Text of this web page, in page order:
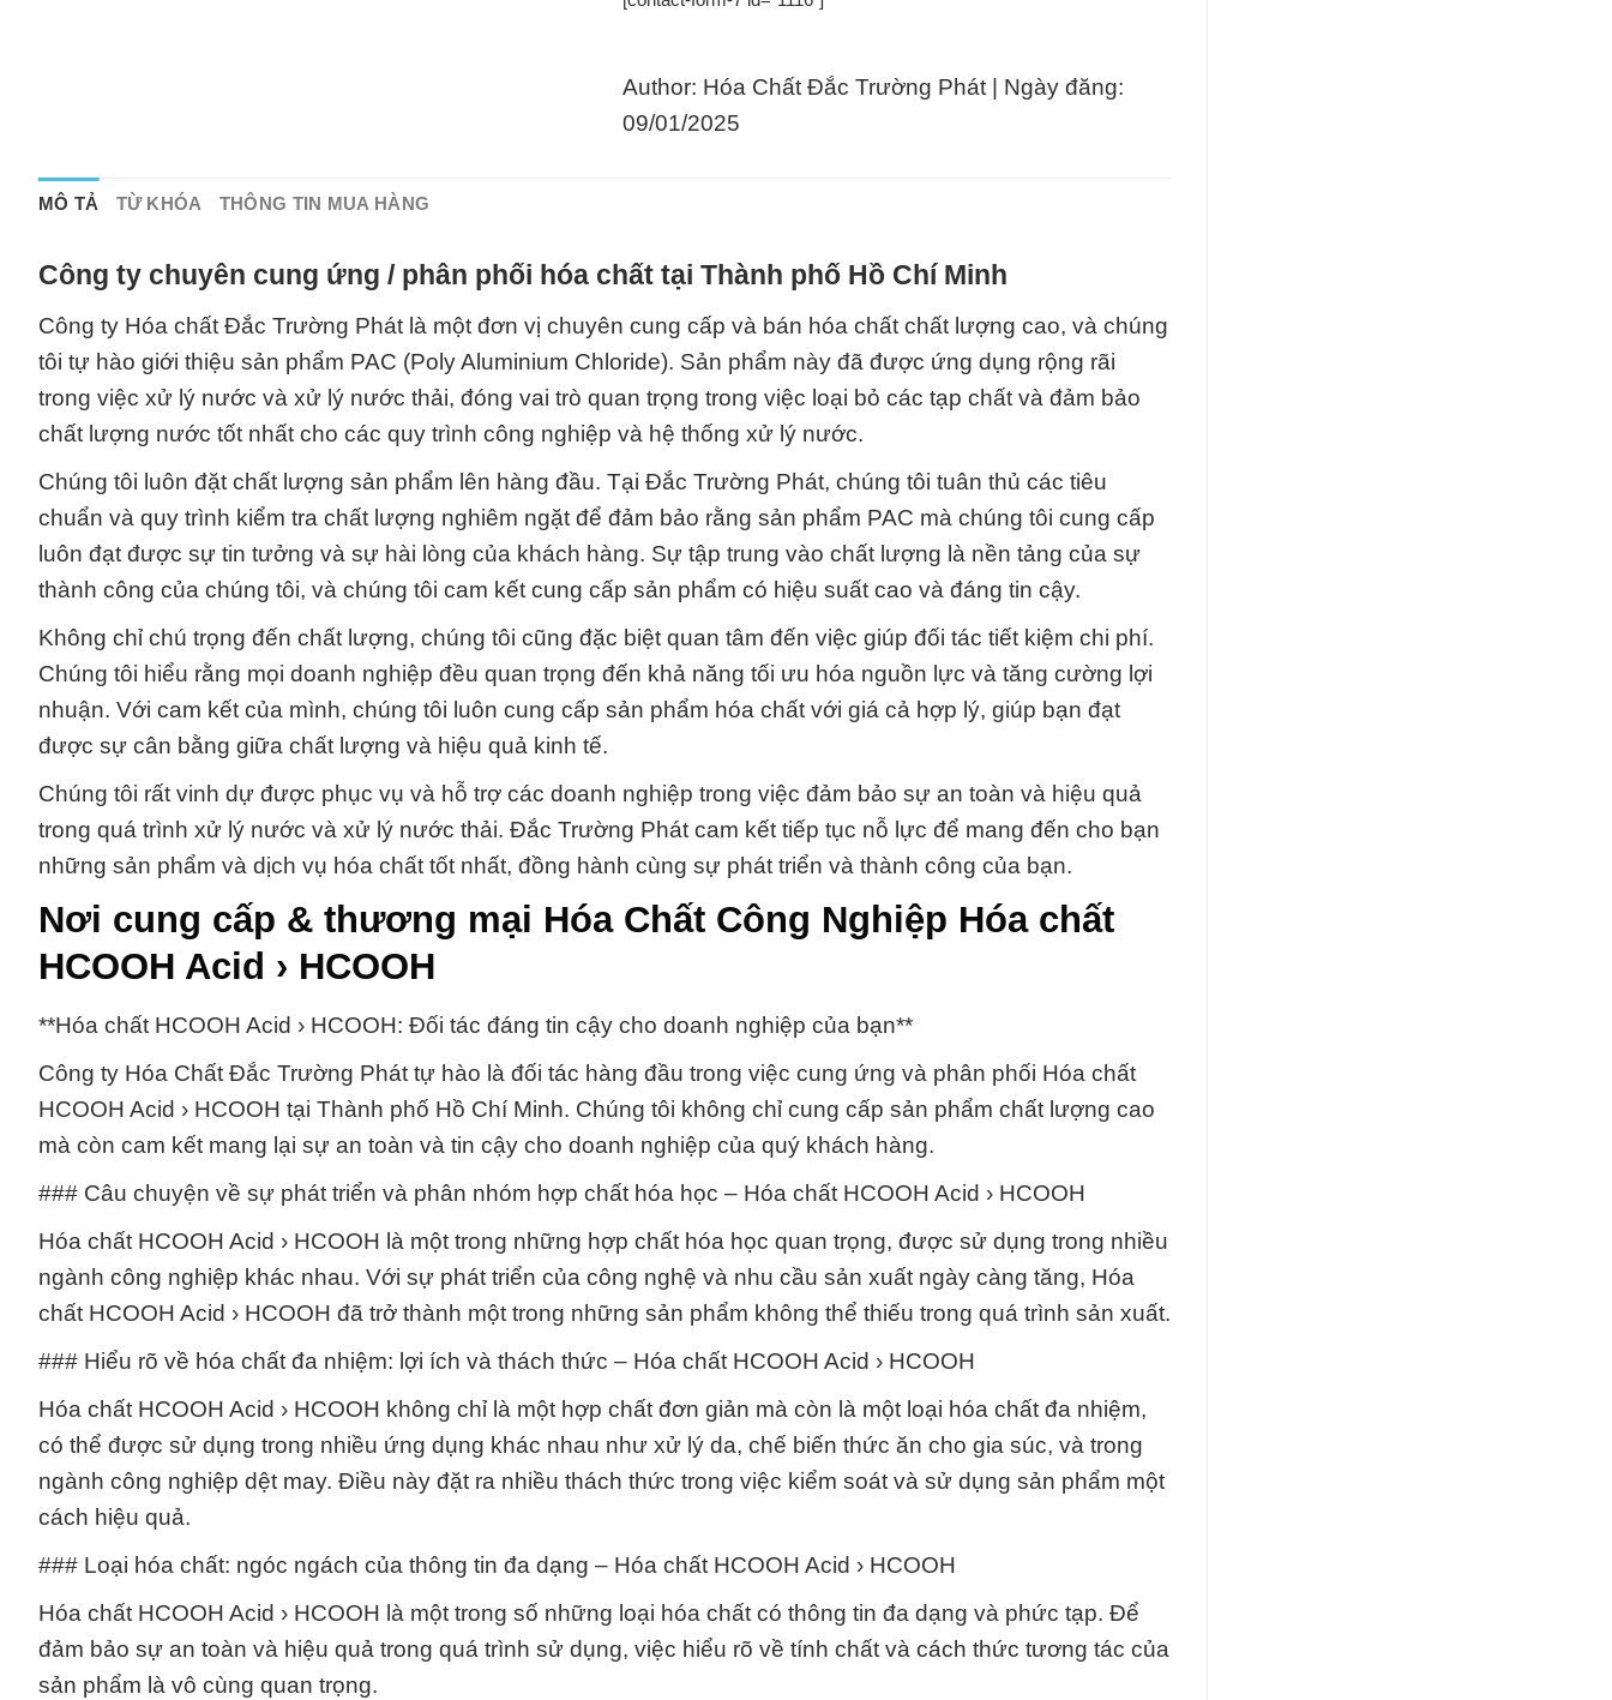
Author: Hóa Chất Đắc Trường Phát | Ngày đăng:
09/01/2025
MÔ TẢ TỪ KHÓA THÔNG TIN MUA HÀNG
Công ty chuyên cung ứng / phân phối hóa chất tại Thành phố Hồ Chí Minh
Công ty Hóa chất Đắc Trường Phát là một đơn vị chuyên cung cấp và bán hóa chất chất lượng cao, và chúng
tôi tự hào giới thiệu sản phẩm PAC (Poly Aluminium Chloride). Sản phẩm này đã được ứng dụng rộng rãi
trong việc xử lý nước và xử lý nước thải, đóng vai trò quan trọng trong việc loại bỏ các tạp chất và đảm bảo
chất lượng nước tốt nhất cho các quy trình công nghiệp và hệ thống xử lý nước.
Chúng tôi luôn đặt chất lượng sản phẩm lên hàng đầu. Tại Đắc Trường Phát, chúng tôi tuân thủ các tiêu
chuẩn và quy trình kiểm tra chất lượng nghiêm ngặt để đảm bảo rằng sản phẩm PAC mà chúng tôi cung cấp
luôn đạt được sự tin tưởng và sự hài lòng của khách hàng. Sự tập trung vào chất lượng là nền tảng của sự
thành công của chúng tôi, và chúng tôi cam kết cung cấp sản phẩm có hiệu suất cao và đáng tin cậy.
Không chỉ chú trọng đến chất lượng, chúng tôi cũng đặc biệt quan tâm đến việc giúp đối tác tiết kiệm chi phí.
Chúng tôi hiểu rằng mọi doanh nghiệp đều quan trọng đến khả năng tối ưu hóa nguồn lực và tăng cường lợi
nhuận. Với cam kết của mình, chúng tôi luôn cung cấp sản phẩm hóa chất với giá cả hợp lý, giúp bạn đạt
được sự cân bằng giữa chất lượng và hiệu quả kinh tế.
Chúng tôi rất vinh dự được phục vụ và hỗ trợ các doanh nghiệp trong việc đảm bảo sự an toàn và hiệu quả
trong quá trình xử lý nước và xử lý nước thải. Đắc Trường Phát cam kết tiếp tục nỗ lực để mang đến cho bạn
những sản phẩm và dịch vụ hóa chất tốt nhất, đồng hành cùng sự phát triển và thành công của bạn.
Nơi cung cấp & thương mại Hóa Chất Công Nghiệp Hóa chất
HCOOH Acid › HCOOH
**Hóa chất HCOOH Acid › HCOOH: Đối tác đáng tin cậy cho doanh nghiệp của bạn**
Công ty Hóa Chất Đắc Trường Phát tự hào là đối tác hàng đầu trong việc cung ứng và phân phối Hóa chất
HCOOH Acid › HCOOH tại Thành phố Hồ Chí Minh. Chúng tôi không chỉ cung cấp sản phẩm chất lượng cao
mà còn cam kết mang lại sự an toàn và tin cậy cho doanh nghiệp của quý khách hàng.
### Câu chuyện về sự phát triển và phân nhóm hợp chất hóa học – Hóa chất HCOOH Acid › HCOOH
Hóa chất HCOOH Acid › HCOOH là một trong những hợp chất hóa học quan trọng, được sử dụng trong nhiều
ngành công nghiệp khác nhau. Với sự phát triển của công nghệ và nhu cầu sản xuất ngày càng tăng, Hóa
chất HCOOH Acid › HCOOH đã trở thành một trong những sản phẩm không thể thiếu trong quá trình sản xuất.
### Hiểu rõ về hóa chất đa nhiệm: lợi ích và thách thức – Hóa chất HCOOH Acid › HCOOH
Hóa chất HCOOH Acid › HCOOH không chỉ là một hợp chất đơn giản mà còn là một loại hóa chất đa nhiệm,
có thể được sử dụng trong nhiều ứng dụng khác nhau như xử lý da, chế biến thức ăn cho gia súc, và trong
ngành công nghiệp dệt may. Điều này đặt ra nhiều thách thức trong việc kiểm soát và sử dụng sản phẩm một
cách hiệu quả.
### Loại hóa chất: ngóc ngách của thông tin đa dạng – Hóa chất HCOOH Acid › HCOOH
Hóa chất HCOOH Acid › HCOOH là một trong số những loại hóa chất có thông tin đa dạng và phức tạp. Để
đảm bảo sự an toàn và hiệu quả trong quá trình sử dụng, việc hiểu rõ về tính chất và cách thức tương tác của
sản phẩm là vô cùng quan trọng.